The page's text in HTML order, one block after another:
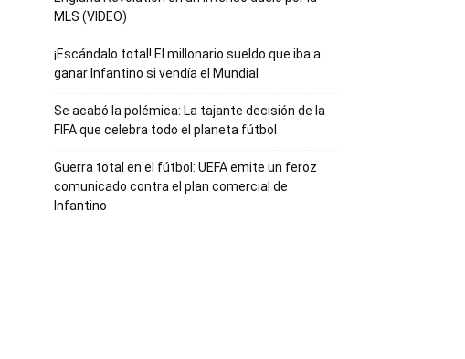
MLS (VIDEO)
¡Escándalo total! El millonario sueldo que iba a
ganar Infantino si vendía el Mundial
Se acabó la polémica: La tajante decisión de la
FIFA que celebra todo el planeta fútbol
Guerra total en el fútbol: UEFA emite un feroz
comunicado contra el plan comercial de
Infantino